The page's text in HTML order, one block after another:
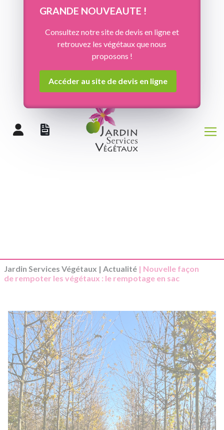
GRANDE NOUVEAUTE !
Consultez notre site de devis en ligne et
retrouvez les végétaux que nous
proposons !
Accéder au site de devis en ligne
Jardin Services Végétaux | Actualité | Nouvelle façon
de rempoter les végétaux : le rempotage en sac
Panneau de gestion des cookies